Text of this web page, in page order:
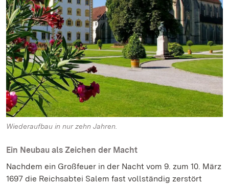
Wiederaufbau in nur zehn Jahren.
Ein Neubau als Zeichen der Macht
Nachdem ein Großfeuer in der Nacht vom 9. zum 10. März
1697 die Reichsabtei Salem fast vollständig zerstört